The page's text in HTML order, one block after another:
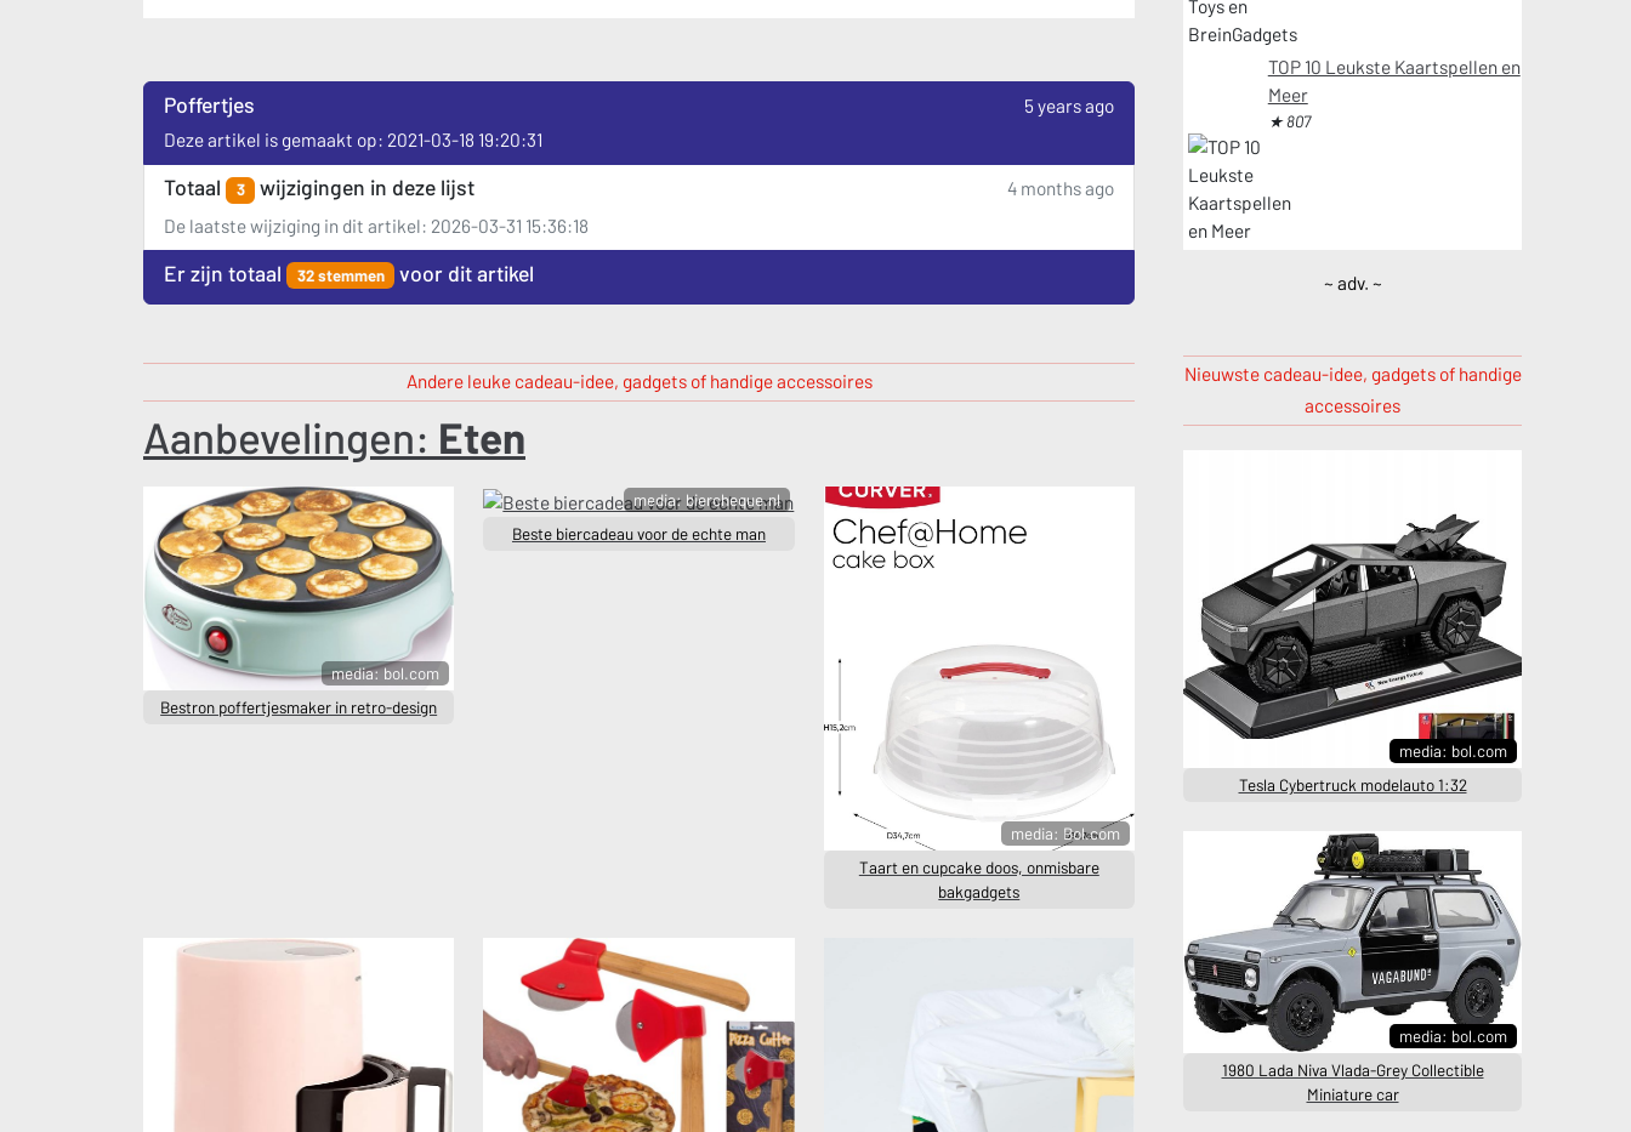
Poffertjes
5 years ago
Deze artikel is gemaakt op: 2021-03-18 19:20:31
Totaal 3 wijzigingen in deze lijst
4 months ago
De laatste wijziging in dit artikel: 2026-03-31 15:36:18
Er zijn totaal 32 stemmen voor dit artikel
Andere leuke cadeau-idee, gadgets of handige accessoires
Aanbevelingen: Eten
media: bol.com
Bestron poffertjesmaker in retro-design
media: biercheque.nl
Beste biercadeau voor de echte man
media: Bol.com
Taart en cupcake doos, onmisbare
bakgadgets
TOP 10 Leukste Kaartspellen en
Meer
★ 807
~ adv. ~
Nieuwste cadeau-idee, gadgets of handige
accessoires
media: bol.com
Tesla Cybertruck modelauto 1:32
media: bol.com
1980 Lada Niva Vlada-Grey Collectible
Miniature car